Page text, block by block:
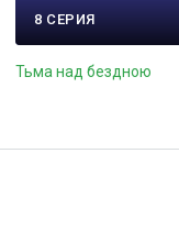
8 СЕРИЯ
Тьма над бездною